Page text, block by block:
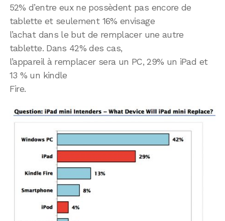
52% d’entre eux ne possèdent pas encore de
tablette et seulement 16% envisage
l’achat dans le but de remplacer une autre
tablette. Dans 42% des cas,
l’appareil à remplacer sera un PC, 29% un iPad et
13 % un kindle
Fire.